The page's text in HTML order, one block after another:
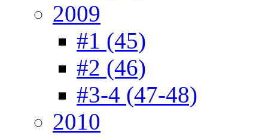
2009
#1 (45)
#2 (46)
#3-4 (47-48)
2010